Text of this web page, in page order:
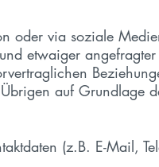
oder via soziale
etwaiger
auf Grundlage
(z.B. E-Mail,